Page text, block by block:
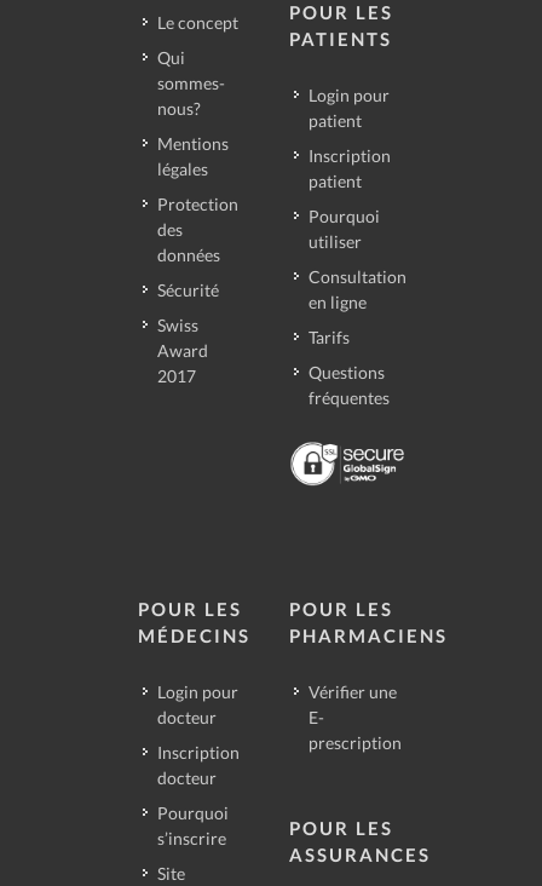
Le concept
Qui
sommes-
nous?
Mentions
légales
Protection
des
données
Sécurité
Swiss
Award
2017
POUR LES
PATIENTS
Login pour
patient
Inscription
patient
Pourquoi
utiliser
Consultation
en ligne
Tarifs
Questions
fréquentes
POUR LES
MÉDECINS
Login pour
docteur
Inscription
docteur
Pourquoi
s’inscrire
Site
POUR LES
PHARMACIENS
Vérifier une
E-
prescription
POUR LES
ASSURANCES